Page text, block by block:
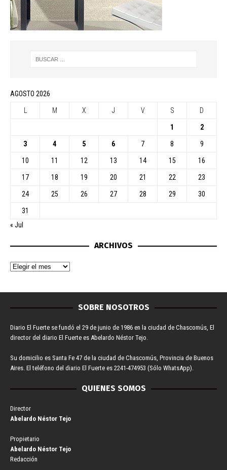
AGOSTO 2026
L M X J V S D
1 2
3 4 5 6 7 8 9
10 11 12 13 14 15 16
17 18 19 20 21 22 23
24 25 26 27 28 29 30
31
« Jul
ARCHIVOS
SOBRE NOSOTROS
Diario El Fuerte se fundó el 29 de junio de 1986 en la ciudad de Chascomús, El
director del diario El Fuerte es Abelardo Néstor Tejo.
Su domicilio es Santa Fe 47 de la ciudad de Chascomús, Provincia de Buenos
Aires. El teléfono del diario El Fuerte es 2241-474953 (Sólo WhatsApp).
QUIENES SOMOS
Director
Abelardo Néstor Tejo
Propietario
Abelardo Néstor Tejo
Redacción